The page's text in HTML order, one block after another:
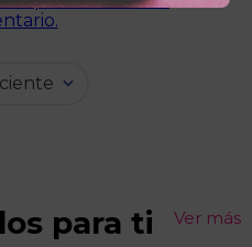
para ti Ver más